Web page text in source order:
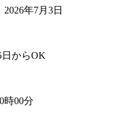
年7月3日
日からOK
時00分